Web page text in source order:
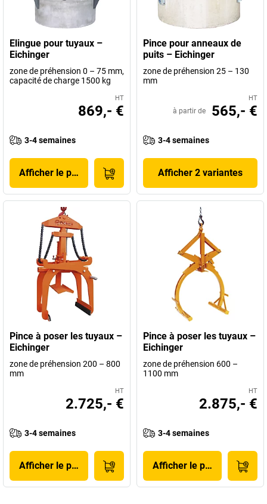
Elingue pour tuyaux –
Eichinger
zone de préhension 0 – 75 mm,
capacité de charge 1500 kg
HT
869,- €
3-4 semaines
Afficher le produit
Pince pour anneaux de
puits – Eichinger
zone de préhension 25 – 130
mm
HT
à partir de 565,- €
3-4 semaines
Afficher 2 variantes
Pince à poser les tuyaux –
Eichinger
zone de préhension 200 – 800
mm
HT
2.725,- €
3-4 semaines
Afficher le produit
Pince à poser les tuyaux –
Eichinger
zone de préhension 600 –
1100 mm
HT
2.875,- €
3-4 semaines
Afficher le produit